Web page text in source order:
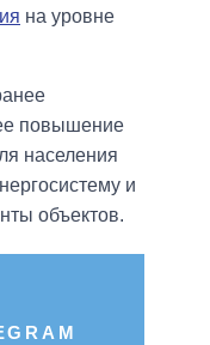
на уровне
повышение
населения
и
объектов.